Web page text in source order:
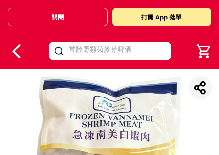
Valid Until 30 June 2026
關閉 打開 App 落單